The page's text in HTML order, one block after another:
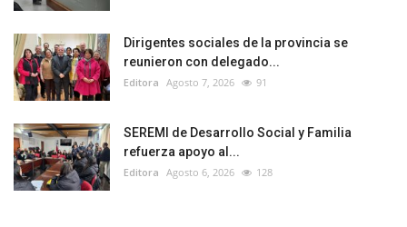
Dirigentes sociales de la provincia se
reunieron con delegado...
Editora Agosto 7, 2026 91
SEREMI de Desarrollo Social y Familia
refuerza apoyo al...
Editora Agosto 6, 2026 128